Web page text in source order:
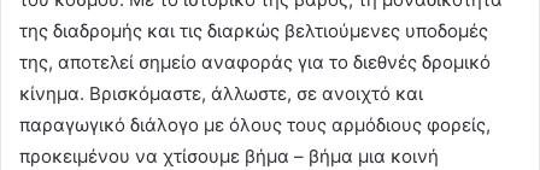
της διαδρομής και τις διαρκώς βελτιούμενες υποδομές
της, αποτελεί σημείο αναφοράς για το διεθνές δρομικό
κίνημα. Βρισκόμαστε, άλλωστε, σε ανοιχτό και
παραγωγικό διάλογο με όλους τους αρμόδιους φορείς,
προκειμένου να χτίσουμε βήμα – βήμα μια κοινή